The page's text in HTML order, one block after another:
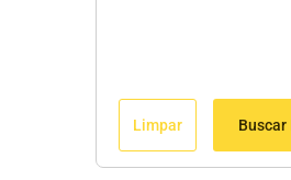
Limpar Buscar